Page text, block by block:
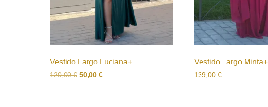
Vestido Largo Luciana+
120,00€ 50,00 €
Vestido Largo Minta+
139,00 €